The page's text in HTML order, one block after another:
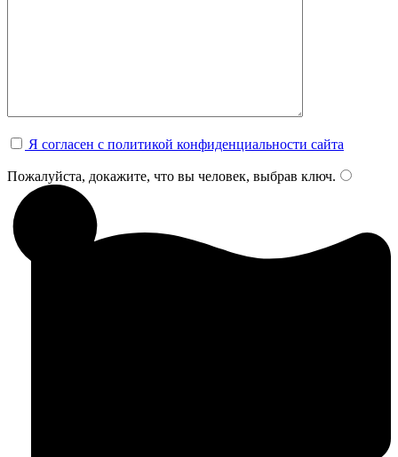
Я согласен с политикой конфиденциальности сайта
Пожалуйста, докажите, что вы человек, выбрав ключ.